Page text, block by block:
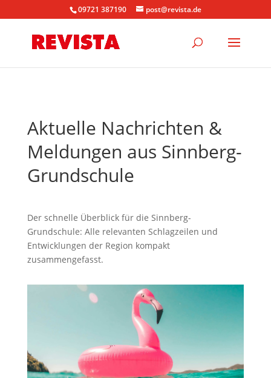
09721 387190 post@revista.de
Aktuelle Nachrichten &
Meldungen aus Sinnberg-
Grundschule
Der schnelle Überblick für die Sinnberg-
Grundschule: Alle relevanten Schlagzeilen und
Entwicklungen der Region kompakt
zusammengefasst.